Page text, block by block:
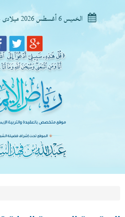
الخميس 6 أغسطس 2026 ميلادى - 21 صفر 1448 هجرى